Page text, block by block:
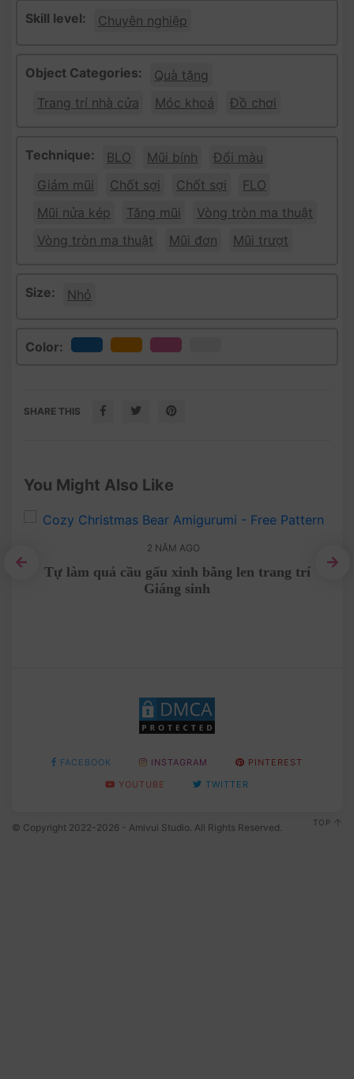
Skill level: Chuyên nghiệp
Object Categories:
Quà tặng
Trang trí nhà cửa
Móc khoá Đồ chơi
Technique: BLO Mũi bính
Đổi màu
Giảm mũi
Chốt sợi Chốt sợi
FLO
Mũi nửa kép
Tăng mũi
Vòng tròn ma thuật
Vòng tròn ma thuật
Mũi đơn Mũi trượt
Size: Nhỏ
Color:
SHARE THIS
You Might Also Like
2 NĂM AGO
Tự làm quả cầu gấu xinh bằng len trang trí
Giáng sinh
FACEBOOK INSTAGRAM
PINTEREST
YOUTUBE
TWITTER
© Copyright 2022-2026 - Amivui Studio. All Rights Reserved. TOP